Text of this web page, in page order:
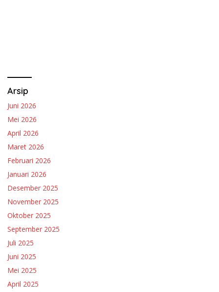
Arsip
Juni 2026
Mei 2026
April 2026
Maret 2026
Februari 2026
Januari 2026
Desember 2025
November 2025
Oktober 2025
September 2025
Juli 2025
Juni 2025
Mei 2025
April 2025